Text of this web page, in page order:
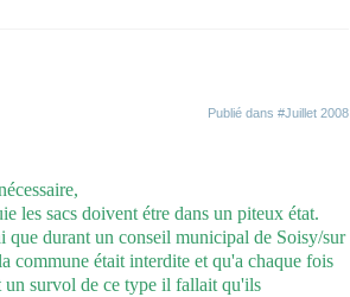
Publié dans #Juillet 2008
les sacs doivent étre dans un piteux état.
que durant un conseil municipal de Soisy/sur
commune était interdite et qu'a chaque fois
un survol de ce type il fallait qu'ils